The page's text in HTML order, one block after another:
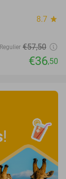
8.7 star
Regulier €57,50
€36,50
!